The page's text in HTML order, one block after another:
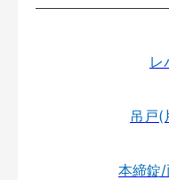
レ
吊戸(
本締錠/